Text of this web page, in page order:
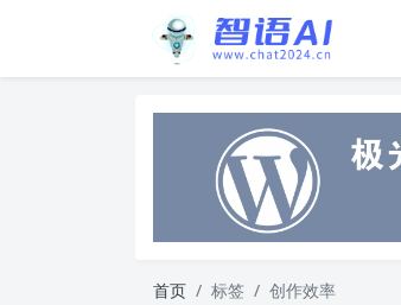
首页 标签 创作效率